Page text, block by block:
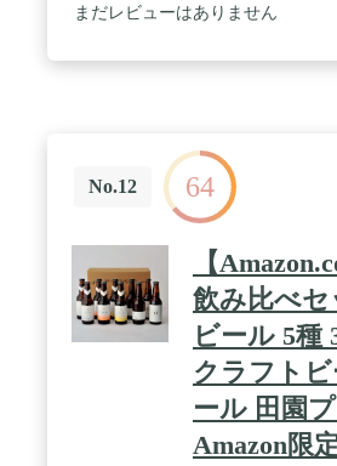
まだレビューはありません
No.12 64
【
飲み比べ
ビール 5種
クラフト
ール 田園
Amazon限